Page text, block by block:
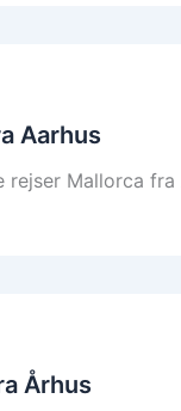
Aarhus
Mallorca
Århus